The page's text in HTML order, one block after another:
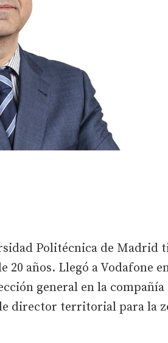
Politécnica de Madrid
años. Llegó a Vodafone
general en la compañía
director territorial para la